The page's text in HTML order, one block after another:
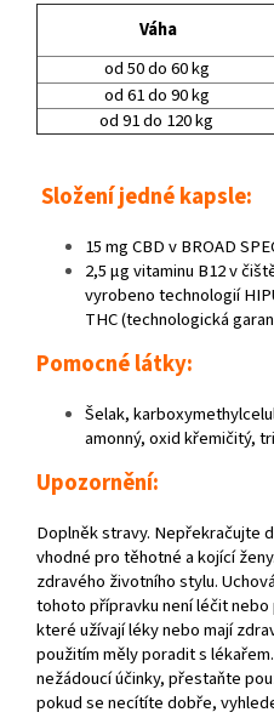
Váha
od 50 do 60 kg
od 61 do 90 kg
od 91 do 120 kg
Složení jedné kapsle:
15 mg CBD v BROAD
2,5 µg vitaminu B12 v
vyrobeno technologií
THC (technologická
Pomocné látky:
Šelak,
amonný, oxid křemičitý,
Upozornění:
Doplněk stravy. Nepřekračujte
vhodné pro těhotné a kojící
zdravého životního stylu.
tohoto přípravku není léčit
které užívají léky nebo mají
použitím měly poradit s
nežádoucí účinky, přestaňte
pokud se necítíte dobře,